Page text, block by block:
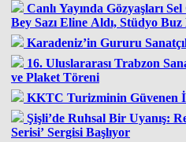
Canlı Yayında Gözyaşları
Bey Sazı Eline Aldı, Stüdyo Buz
Karadeniz’in Gururu
16. Uluslararası Trabzon
ve Plaket Töreni
KKTC Turizminin Güvenen
Şişli’de Ruhsal Bir Uyanış:
Serisi’ Sergisi Başlıyor